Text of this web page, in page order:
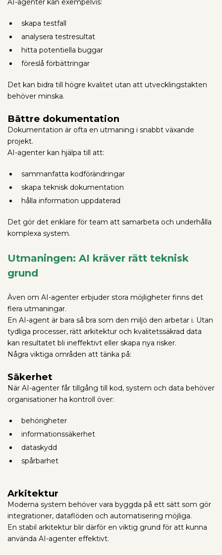
AI-agenter kan exempelvis:
skapa testfall
analysera testresultat
hitta potentiella buggar
föreslå förbättringar
Det kan bidra till högre kvalitet utan att utvecklingstakten
behöver minska.
Bättre dokumentation
Dokumentation är ofta en utmaning i snabbt växande
projekt.
AI-agenter kan hjälpa till att:
sammanfatta kodförändringar
skapa teknisk dokumentation
hålla information uppdaterad
Det gör det enklare för team att samarbeta och underhålla
komplexa system.
Utmaningen: AI kräver rätt teknisk
grund
Även om AI-agenter erbjuder stora möjligheter finns det
flera utmaningar.
En AI-agent är bara så bra som den miljö den arbetar i. Utan
tydliga processer, rätt arkitektur och kvalitetssäkrad data
kan resultatet bli ineffektivt eller skapa nya risker.
Några viktiga områden att tänka på:
Säkerhet
När AI-agenter får tillgång till kod, system och data behöver
organisationer ha kontroll över:
behörigheter
informationssäkerhet
dataskydd
spårbarhet
Arkitektur
Moderna system behöver vara byggda på ett sätt som gör
integrationer, dataflöden och automatisering möjliga.
En stabil arkitektur blir därför en viktig grund för att kunna
använda AI-agenter effektivt.